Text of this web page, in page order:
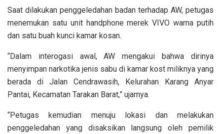
Saat dilakukan penggeledahan badan terhadap AW, petugas
menemukan satu unit handphone merek VIVO warna putih
dan satu buah kunci kamar kosan.
“Dalam interogasi awal, AW mengakui bahwa dirinya
menyimpan narkotika jenis sabu di kamar kost miliknya yang
berada di Jalan Cendrawasih, Kelurahan Karang Anyar
Pantai, Kecamatan Tarakan Barat,” ujarnya.
“Petugas kemudian menuju lokasi dan melakukan
penggeledahan yang disaksikan langsung oleh pemilik